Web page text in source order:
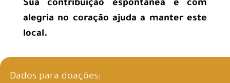
Sua contribuição espontânea e com
alegria no coração ajuda a manter este
local.
Dados para doações: